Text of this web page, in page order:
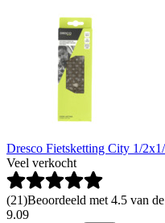
Dresco Fietsketting City 1/
Veel verkocht
(21)Beoordeeld met 4.5 van
9.09